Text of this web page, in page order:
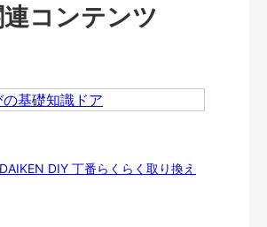
連コンテンツ